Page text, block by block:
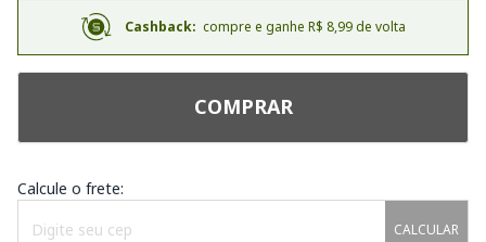
Cashback: compre e ganhe R$ 8,99 de volta
COMPRAR
Calcule o frete:
CALCULAR